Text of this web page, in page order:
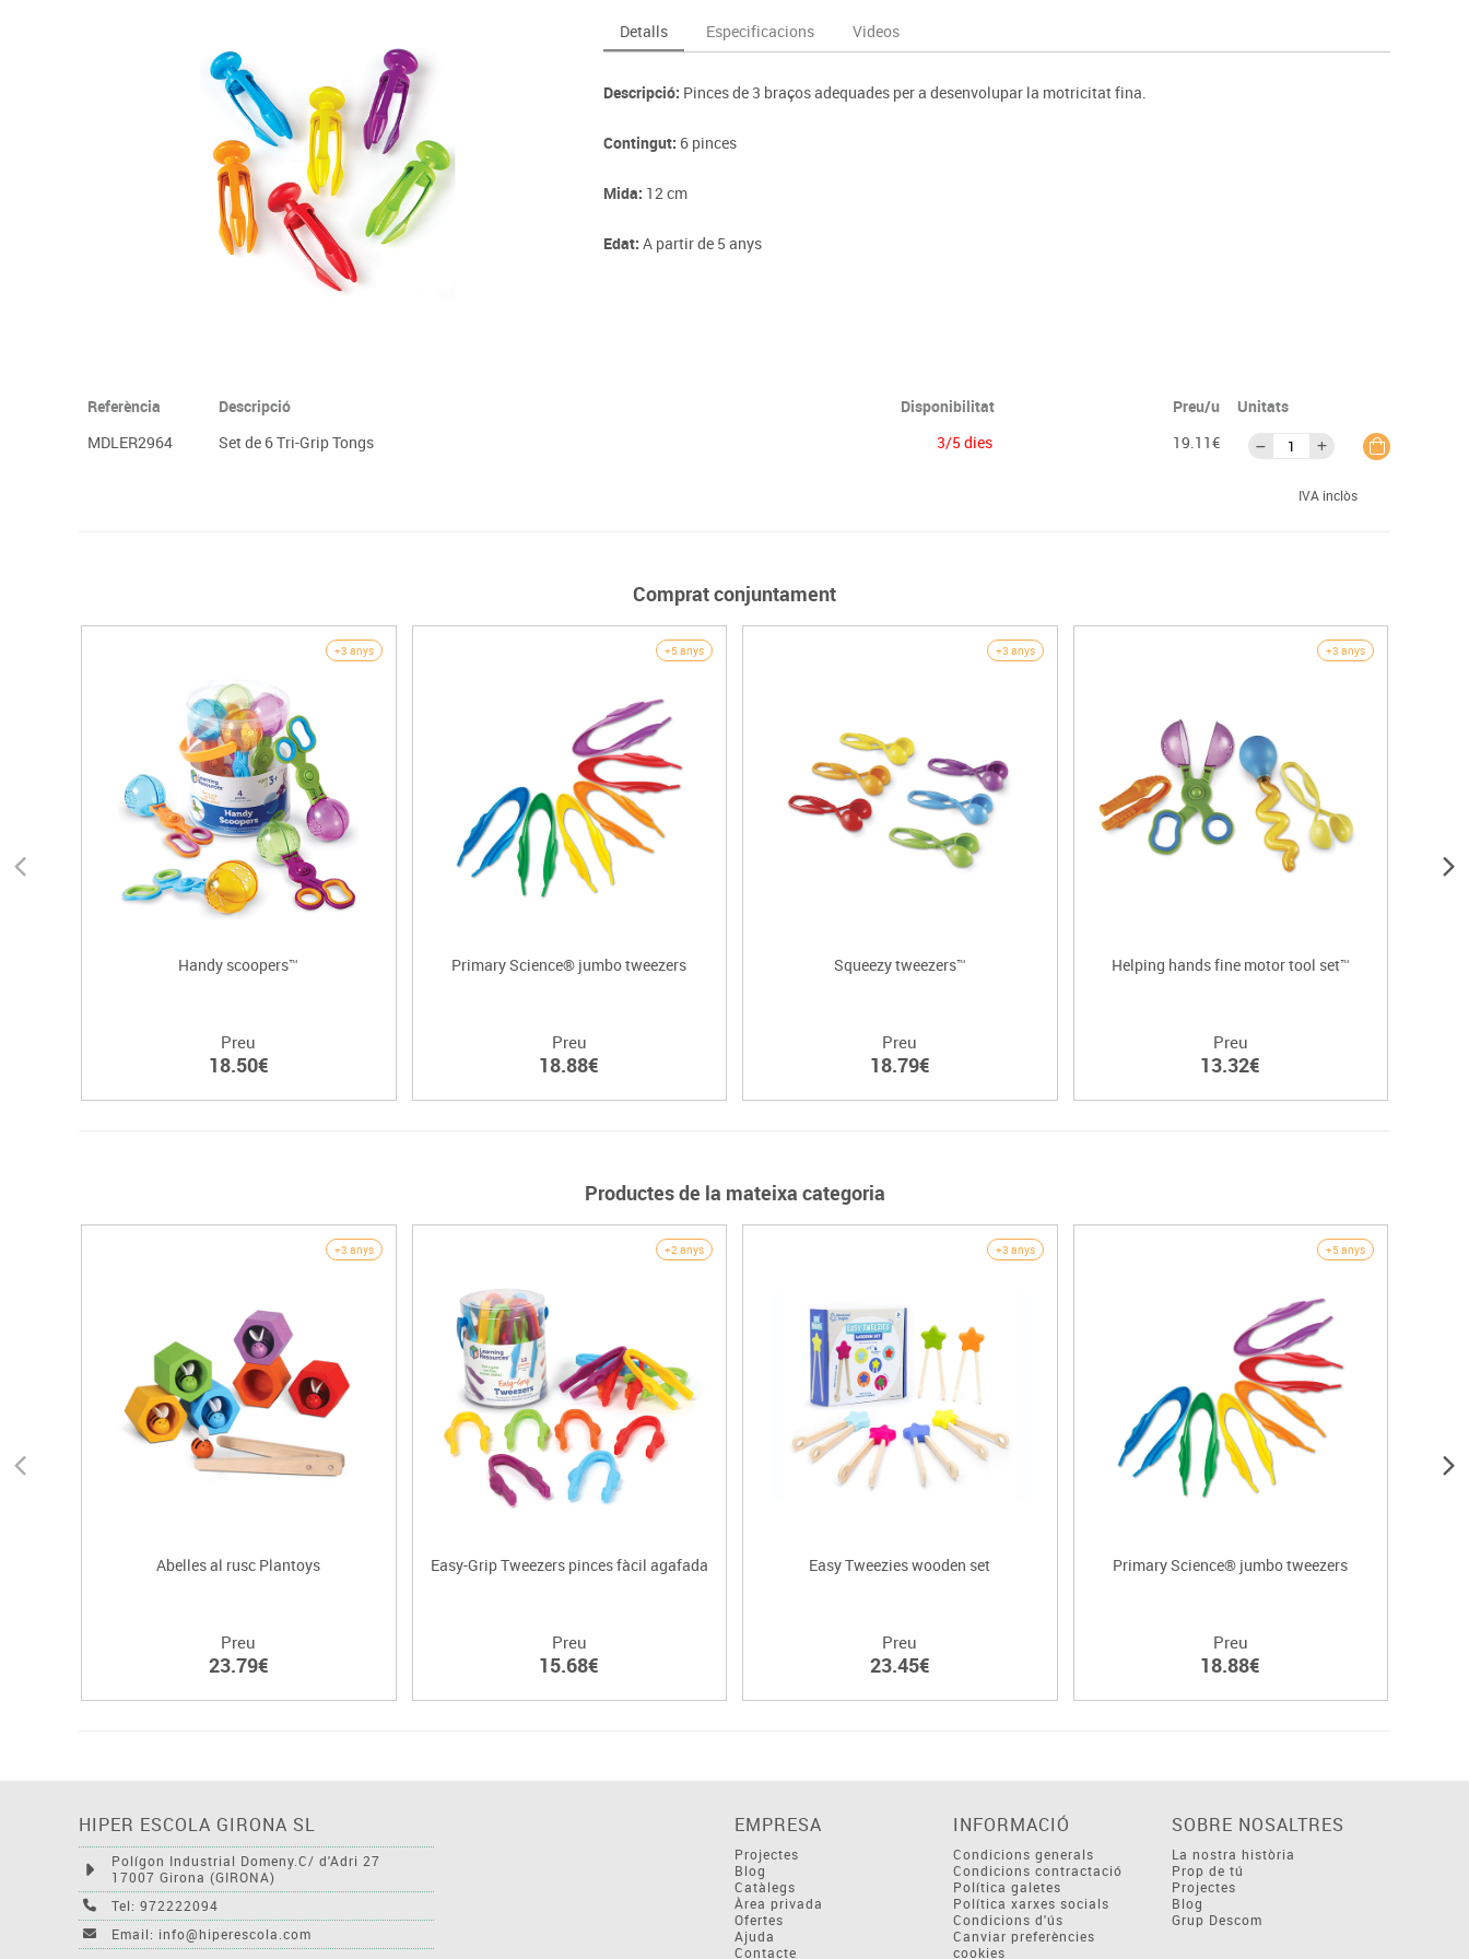
Plastificació, enquadernació i destrucció
Dibuix tècnic i artístic
Psicomotricitat
Jocs simbòlics
Monitors interactius
Videoprojecció
Taules escolars, abatibles i polivalents
Cadires, bancs i tamborets
Entrenament
Esports raqueta
Gimnàstica rítmica
Detalls Especificacions Videos
Descripció: Pinces de 3 braços adequades per a desenvolupar la motricitat fina.
Contingut: 6 pinces
Mida: 12 cm
Edat: A partir de 5 anys
Referència Descripció Disponibilitat Preu/u
Unitats
MDLER2964
Set de 6 Tri-Grip Tongs 3/5 dies 19.11€
IVA inclòs
Comprat conjuntament
+3 anys
Handy scoopers™
Preu
18.50€
+5 anys
Primary Science® jumbo tweezers
Preu
18.88€
+3 anys
Squeezy tweezers™
Preu
18.79€
+3 anys
Helping hands fine motor tool set™
Preu
13.32€
Productes de la mateixa categoria
+3 anys
Abelles al rusc Plantoys
Preu
23.79€
+2 anys
Easy-Grip Tweezers pinces fàcil agafada
Preu
15.68€
+3 anys
Easy Tweezies wooden set
Preu
23.45€
+5 anys
Primary Science® jumbo tweezers
Preu
18.88€
HIPER ESCOLA GIRONA SL
Polígon Industrial Domeny.C/ d'Adri 27
17007 Girona (GIRONA)
Tel: 972222094
Email: info@hiperescola.com
EMPRESA
Projectes
Blog
Catàlegs
Àrea privada
Ofertes
Ajuda
Contacte
INFORMACIÓ
Condicions generals
Condicions contractació
Política galetes
Política xarxes socials
Condicions d'ús
Canviar preferències
cookies
SOBRE NOSALTRES
La nostra història
Prop de tú
Projectes
Blog
Grup Descom